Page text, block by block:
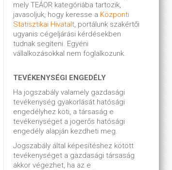
mely TEÁOR kategóriába tartozik,
javasoljuk, hogy keresse a Központi
Statisztikai Hivatalt, portálunk szakértői
ugyanis cégeljárási kérdésekben
tudnak segíteni. Egyéni
vállalkozásokkal nem foglalkozunk.
TEVÉKENYSÉGI ENGEDÉLY
Ha jogszabály valamely gazdasági
tevékenység gyakorlását hatósági
engedélyhez köti, a társaság e
tevékenységet a jogerős hatósági
engedély alapján kezdheti meg.
Jogszabály által képesítéshez kötött
tevékenységet a gazdasági társaság
akkor végezhet, ha az e